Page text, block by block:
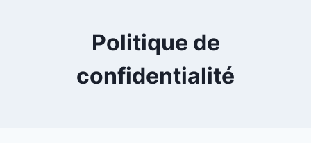
Politique de
confidentialité